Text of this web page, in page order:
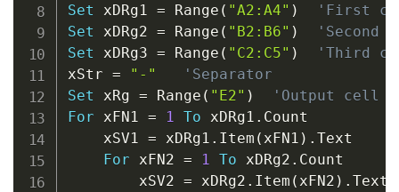
Set xDRg1 = Range ( "A2:A4" )
'First
Set xDRg2 = Range ( "B2:B6" )
'Second
Set xDRg3 = Range ( "C2:C5" )
'Third
xStr = "-"
'Separator
Set xRg = Range ( "E2" )
'Output cell
For xFN1 = 1 To xDRg1 . Count
    xSV1
= xDRg1 . Item ( xFN1 ) . Text
For xFN2 = 1 To xDRg2 . Count
        xSV2
= xDRg2 . Item ( xFN2 ) . Text